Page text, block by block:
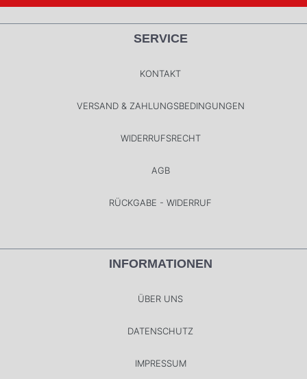
SERVICE
KONTAKT
VERSAND & ZAHLUNGSBEDINGUNGEN
WIDERRUFSRECHT
AGB
RÜCKGABE - WIDERRUF
INFORMATIONEN
ÜBER UNS
DATENSCHUTZ
IMPRESSUM